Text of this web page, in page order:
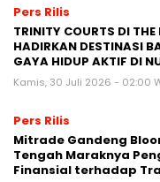
Pers Rilis
TRINITY COURTS DI
HADIRKAN DESTINASI
GAYA HIDUP AKTIF DI
Kamis, 30 Juli 2026 - 02:00
Pers Rilis
Mitrade Gandeng
Tengah Maraknya
Finansial terhadap